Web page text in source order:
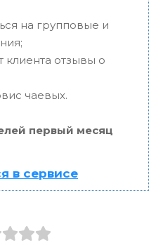
на групповые и
отзывы о
чаевых.
первый месяц
в сервисе